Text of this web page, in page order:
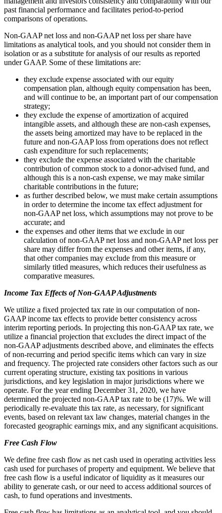
past financial performance and facilitates period-to-period
comparisons of operations.
Non-GAAP net loss and non-GAAP net loss per share have
limitations as analytical tools, and you should not consider them in
isolation or as a substitute for analysis of our results as reported
under GAAP. Some of these limitations are:
they exclude expense associated with our equity
compensation plan, although equity compensation has been,
and will continue to be, an important part of our compensation
strategy;
they exclude the expense of amortization of acquired
intangible assets, and although these are non-cash expenses,
the assets being amortized may have to be replaced in the
future and non-GAAP loss from operations does not reflect
cash expenditure for such replacements;
they exclude the expense associated with the charitable
contribution of common stock to a donor-advised fund, and
although this is a non-cash expense, we may make similar
charitable contributions in the future;
as further described below, we must make certain assumptions
in order to determine the income tax effect adjustment for
non-GAAP net loss, which assumptions may not prove to be
accurate; and
the expenses and other items that we exclude in our
calculation of non-GAAP net loss and non-GAAP net loss per
share may differ from the expenses and other items, if any,
that other companies may exclude from this measure or
similarly titled measures, which reduces their usefulness as
comparative measures.
Income Tax Effects of Non-GAAP Adjustments
We utilize a fixed projected tax rate in our computation of non-
GAAP income tax effects to provide better consistency across
interim reporting periods. In projecting this non-GAAP tax rate, we
utilize a financial projection that excludes the direct impact of the
non-GAAP adjustments described above, and eliminates the effects
of non-recurring and period specific items which can vary in size
and frequency. The projected rate considers other factors such as our
current operating structure, existing tax positions in various
jurisdictions, and key legislation in major jurisdictions where we
operate. For the year ending December 31, 2020, we have
determined the projected non-GAAP tax rate to be (17)%. We will
periodically re-evaluate this tax rate, as necessary, for significant
events, based on relevant tax law changes, material changes in the
forecasted geographic earnings mix, and any significant acquisitions.
Free Cash Flow
We define free cash flow as net cash used in operating activities less
cash used for purchases of property and equipment. We believe that
free cash flow is a useful indicator of liquidity as it measures our
ability to generate cash, or our need to access additional sources of
cash, to fund operations and investments.